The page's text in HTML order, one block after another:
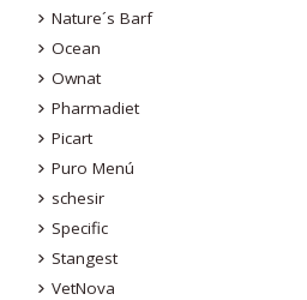
Nature´s Barf
Ocean
Ownat
Pharmadiet
Picart
Puro Menú
schesir
Specific
Stangest
VetNova